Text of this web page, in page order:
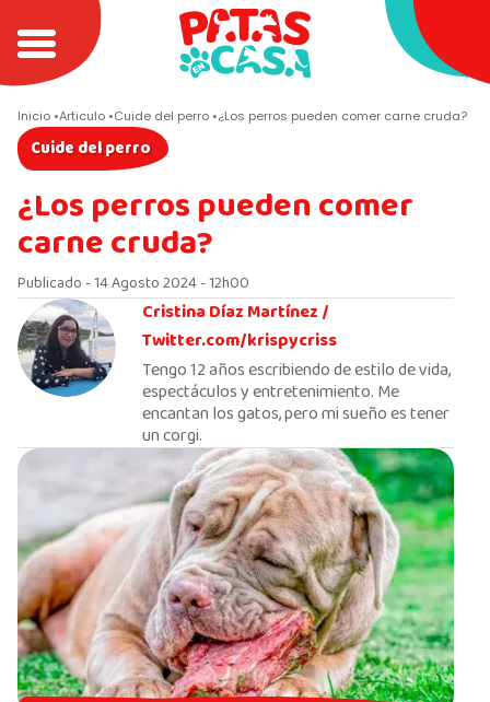
Inicio Articulo Cuide del perro ¿Los perros pueden comer carne cruda?
Cuide del perro
¿Los perros pueden comer
carne cruda?
Publicado - 14 Agosto 2024 - 12h00
Cristina Díaz Martínez /
Twitter.com/krispycriss
Tengo 12 años escribiendo de estilo de vida,
espectáculos y entretenimiento. Me
encantan los gatos, pero mi sueño es tener
un corgi.